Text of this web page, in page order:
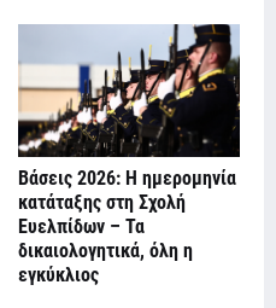
Βάσεις 2026: Η ημερομηνία
κατάταξης στη Σχολή
Ευελπίδων – Τα
δικαιολογητικά, όλη η
εγκύκλιος